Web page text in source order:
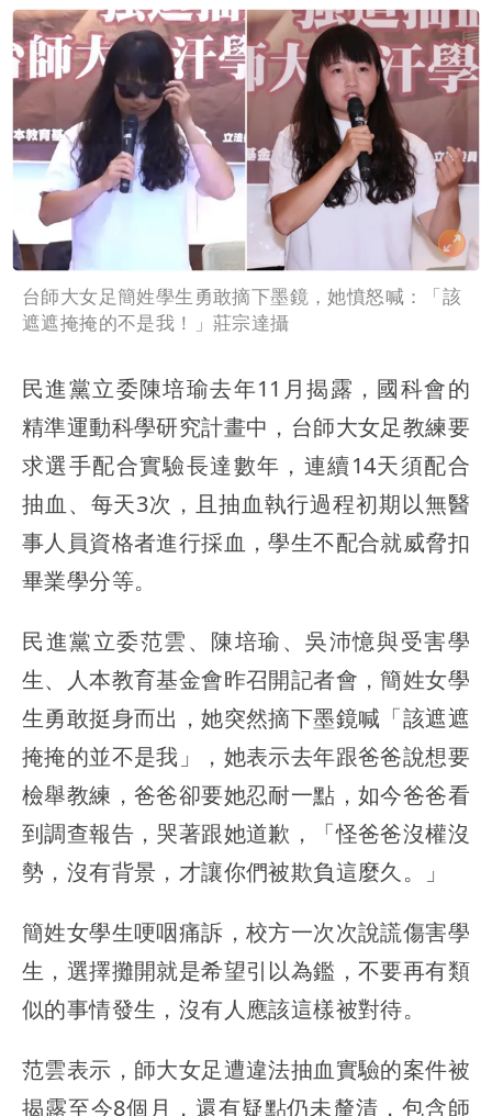
台師大女足簡姓學生勇敢摘下墨鏡，她憤怒喊：「該
遮遮掩掩的不是我！」莊宗達攝
民進黨立委陳培瑜去年11月揭露，國科會的
精準運動科學研究計畫中，台師大女足教練要
求選手配合實驗長達數年，連續14天須配合
抽血、每天3次，且抽血執行過程初期以無醫
事人員資格者進行採血，學生不配合就威脅扣
畢業學分等。
民進黨立委范雲、陳培瑜、吳沛憶與受害學
生、人本教育基金會昨召開記者會，簡姓女學
生勇敢挺身而出，她突然摘下墨鏡喊「該遮遮
掩掩的並不是我」，她表示去年跟爸爸說想要
檢舉教練，爸爸卻要她忍耐一點，如今爸爸看
到調查報告，哭著跟她道歉，「怪爸爸沒權沒
勢，沒有背景，才讓你們被欺負這麼久。」
簡姓女學生哽咽痛訴，校方一次次說謊傷害學
生，選擇攤開就是希望引以為鑑，不要再有類
似的事情發生，沒有人應該這樣被對待。
范雲表示，師大女足遭違法抽血實驗的案件被
揭露至今8個月，還有疑點仍未釐清，包含師